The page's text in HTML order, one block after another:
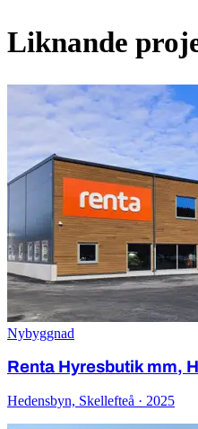
Liknande
Nybyggnad
Renta Hyresbutik mm,
Hedensbyn, Skellefteå · 2025